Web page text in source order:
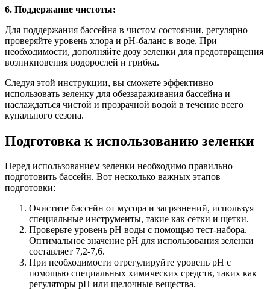
6. Поддержание чистоты:
Для поддержания бассейна в чистом состоянии, регулярно
проверяйте уровень хлора и pH-баланс в воде. При
необходимости, дополняйте дозу зеленки для предотвращения
возникновения водорослей и грибка.
Следуя этой инструкции, вы сможете эффективно
использовать зеленку для обеззараживания бассейна и
наслаждаться чистой и прозрачной водой в течение всего
купального сезона.
Подготовка к использованию зеленки
Перед использованием зеленки необходимо правильно
подготовить бассейн. Вот несколько важных этапов
подготовки:
Очистите бассейн от мусора и загрязнений, используя
специальные инструменты, такие как сетки и щетки.
Проверьте уровень pH воды с помощью тест-набора.
Оптимальное значение pH для использования зеленки
составляет 7,2-7,6.
При необходимости отрегулируйте уровень pH с
помощью специальных химических средств, таких как
регуляторы pH или щелочные вещества.